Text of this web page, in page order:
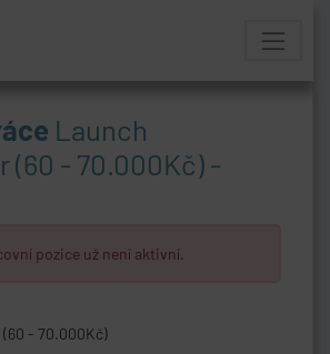
Launch
(60 - 70.000Kč) -
pozice už není aktivní.
- 70.000Kč)